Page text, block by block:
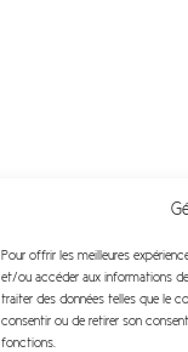
Pour offrir les meilleures
et/ou accéder aux informations
traiter des données telles que le
consentir ou de retirer son
fonctions.